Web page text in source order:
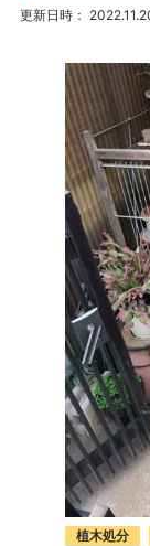
更新日時：
植木処分